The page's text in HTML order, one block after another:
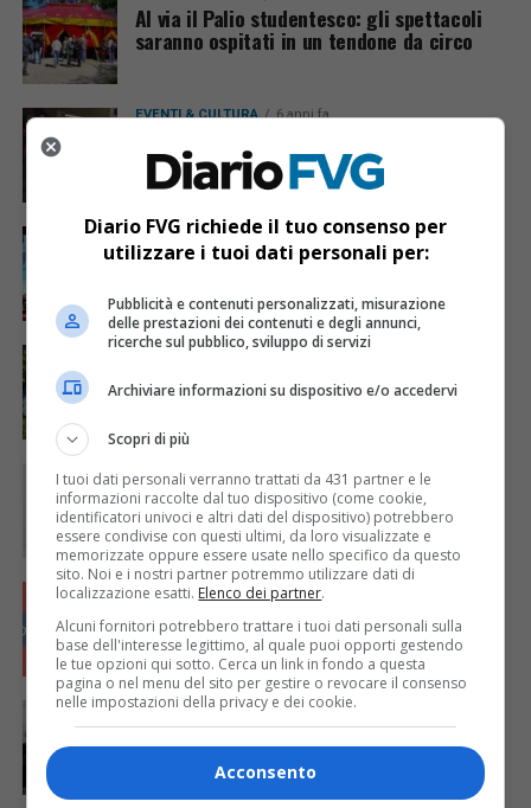
Al via il Palio studentesco: gli spettacoli
saranno ospitati in un tendone da circo
EVENTI & CULTURA 6 anni fa
EVENTI & CULTURA 6 anni fa
“Dove eravamo rimasti?” Si alza il sipario
EVENTI & CULTURA 6 anni fa
“porta a porta”
EVENTI & CULTURA 6 anni fa
Marta Cuscunà, sull’affrontare questi
tempi inquieti
EVENTI & CULTURA 6 anni fa
Nicoletta Oscuro e Matteo Sgobino
commoventi, per la prima di #iorestoacasa
con… gli artisti
EVENTI & CULTURA 6 anni fa
Al Teatro Contatto arriva Gerda Taro
Diario FVG richiede il tuo consenso per
utilizzare i tuoi dati personali per:
Pubblicità e contenuti personalizzati, misurazione
delle prestazioni dei contenuti e degli annunci,
ricerche sul pubblico, sviluppo di servizi
Archiviare informazioni su dispositivo e/o accedervi
Scopri di più
I tuoi dati personali verranno trattati da 431 partner e le
informazioni raccolte dal tuo dispositivo (come cookie,
identificatori univoci e altri dati del dispositivo) potrebbero
essere condivise con questi ultimi, da loro visualizzate e
memorizzate oppure essere usate nello specifico da questo
sito. Noi e i nostri partner potremmo utilizzare dati di
localizzazione esatti. Elenco dei partner.
Alcuni fornitori potrebbero trattare i tuoi dati personali sulla
base dell'interesse legittimo, al quale puoi opporti gestendo
le tue opzioni qui sotto. Cerca un link in fondo a questa
pagina o nel menu del sito per gestire o revocare il consenso
nelle impostazioni della privacy e dei cookie.
Acconsento